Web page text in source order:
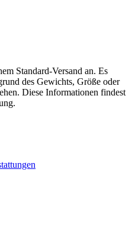
Standard-Versand an. Es
des Gewichts, Größe oder
Diese Informationen findest